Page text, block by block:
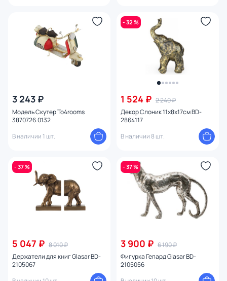
3 243 ₽
Модель Скутер To4rooms
3870726.0132
В наличии 1 шт.
- 32 %
1 524 ₽ 2 240 ₽
Декор Слоник 11х8х17см BD-
2864117
В наличии 8 шт.
- 37 %
5 047 ₽ 8 010 ₽
Держатели для книг Glasar BD-
2105067
- 37 %
3 900 ₽ 6 190 ₽
Фигурка Гепард Glasar BD-
2105056